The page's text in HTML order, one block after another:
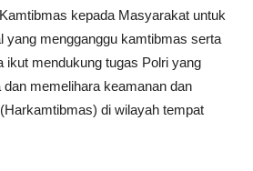
kepada Masyarakat untuk
yang mengganggu kamtibmas serta
ikut mendukung tugas Polri yang
memelihara keamanan dan
di wilayah tempat